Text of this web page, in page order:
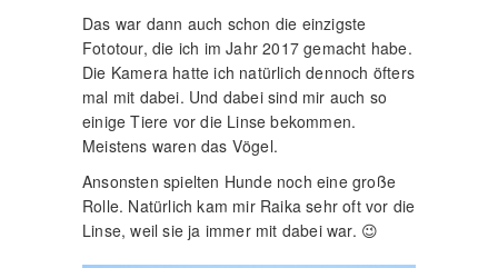
Das war dann auch schon die einzigste
Fototour, die ich im Jahr 2017 gemacht habe.
Die Kamera hatte ich natürlich dennoch öfters
mal mit dabei. Und dabei sind mir auch so
einige Tiere vor die Linse bekommen.
Meistens waren das Vögel.
Ansonsten spielten Hunde noch eine große
Rolle. Natürlich kam mir Raika sehr oft vor die
Linse, weil sie ja immer mit dabei war. 😉